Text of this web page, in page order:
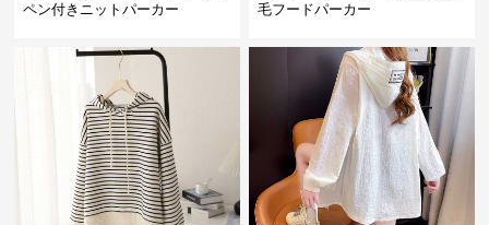
ペン付きニットパーカー
毛フードパーカー